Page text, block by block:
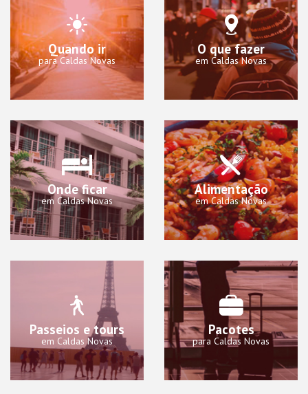
Quando ir
para Caldas Novas
O que fazer
em Caldas Novas
Onde ficar
em Caldas Novas
Alimentação
em Caldas Novas
Passeios e tours
em Caldas Novas
Pacotes
para Caldas Novas